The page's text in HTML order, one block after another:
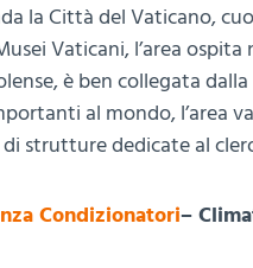
la Città del Vaticano,
Vaticani, l’area
è ben collegata
al mondo, l’area
strutture dedicate al
Condizionatori–